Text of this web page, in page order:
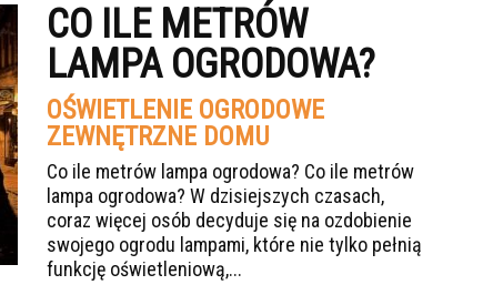
CO ILE METRÓW
LAMPA OGRODOWA?
OŚWIETLENIE OGRODOWE
ZEWNĘTRZNE DOMU
Co ile metrów lampa ogrodowa? Co ile metrów
lampa ogrodowa? W dzisiejszych czasach,
coraz więcej osób decyduje się na ozdobienie
swojego ogrodu lampami, które nie tylko pełnią
funkcję oświetleniową,...